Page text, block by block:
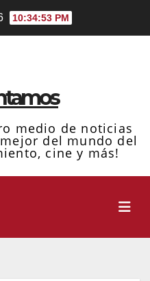
10:34:54 PM
medio de noticias
del mundo del
cine y más!